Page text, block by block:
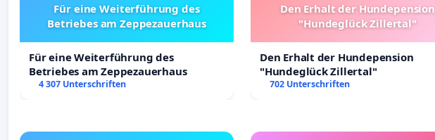
Für eine Weiterführung des
Betriebes am Zeppezauerhaus
Für eine Weiterführung des
Betriebes am Zeppezauerhaus
4 307 Unterschriften
Den Erhalt der Hundepension
"Hundeglück Zillertal"
Den Erhalt der Hundepension
"Hundeglück Zillertal"
702 Unterschriften